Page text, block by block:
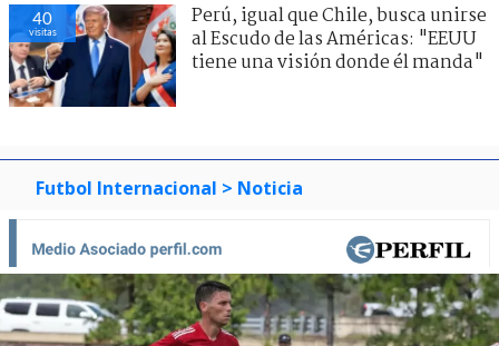
40
visitas
Perú, igual que Chile, busca unirse
al Escudo de las Américas: "EEUU
tiene una visión donde él manda"
Futbol Internacional > Noticia